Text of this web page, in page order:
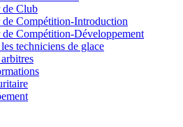
de Club
de Compétition-Introduction
de Compétition-Développement
techniciens de glace